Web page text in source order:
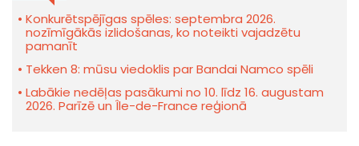
Konkurētspējīgas spēles: septembra 2026.
nozīmīgākās izlidošanas, ko noteikti vajadzētu
pamanīt
Tekken 8: mūsu viedoklis par Bandai Namco spēli
Labākie nedēļas pasākumi no 10. līdz 16. augustam
2026. Parīzē un Île-de-France reģionā